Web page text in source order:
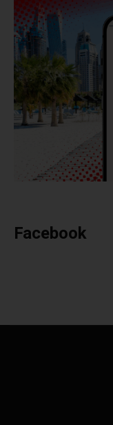
Facebook